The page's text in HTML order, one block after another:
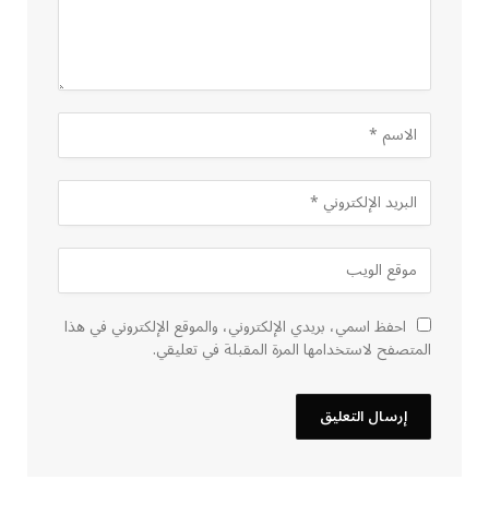
احفظ اسمي، بريدي الإلكتروني، والموقع الإلكتروني في هذا
المتصفح لاستخدامها المرة المقبلة في تعليقي.